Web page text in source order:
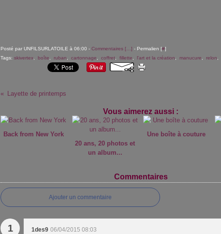
Posté par UNFILSURLATOILE à 06:00 - Commentaires [ ] - Permalien [#]
Tags: skivertex boîte ruban cartonnage coffret fillette l'art et la création manucure relon
Layette de printemps
Vous aimerez aussi :
Back from New York
20 ans, 20 photos et
un album...
Une boîte à couture
Commentaires
Ajouter un commentaire
1 1des9 06/04/2015 08:03